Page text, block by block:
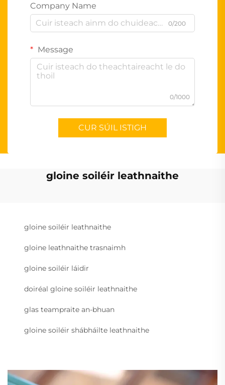
Company Name
0/200
Message
0/1000
CUR SÚIL ISTIGH
gloine soiléir leathnaithe
gloine soiléir leathnaithe
gloine leathnaithe trasnaimh
gloine soiléir láidir
doiréal gloine soiléir leathnaithe
glas teampraite an-bhuan
gloine soiléir shábháilte leathnaithe